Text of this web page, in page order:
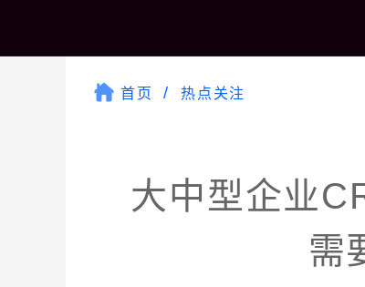
首页 热点关注
大中型企业
需